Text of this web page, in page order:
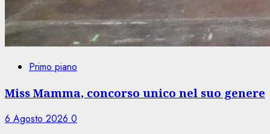
Primo piano
Miss Mamma, concorso unico nel suo genere
6 Agosto 2026 0